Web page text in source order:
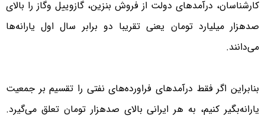
کارشناسان، درآمدهای دولت از فروش بنزین، گازوییل وگاز را بالای
صدهزار میلیارد تومان یعنی تقریبا دو برابر سال اول یارانه‌ها
می‌دانند.
بنابراین اگر فقط درآمدهای فراورده‌های نفتی را تقسیم بر جمعیت
یارانه‌بگیر کنیم، به هر ایرانی بالای صدهزار تومان تعلق می‌گیرد.